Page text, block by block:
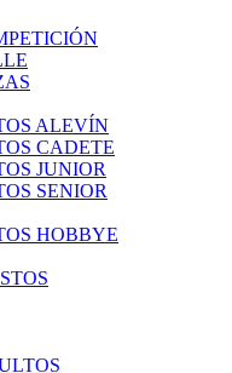
ALEVÍN
CADETE
JUNIOR
SENIOR
HOBBYE